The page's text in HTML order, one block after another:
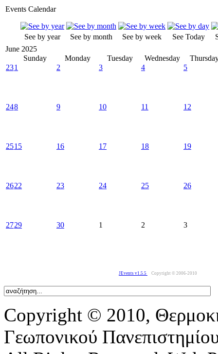
Events Calendar
See by year See by month See by week See Today
June 2025
Sunday
Monday Tuesday Wednesday
231 2 3 4 5
248 9 10 11 12
2515 16 17 18 19
2622 23 24 25 26
2729 30 1 2 3
JEvents v1.5.5 Copyright © 2006-2010
Copyright © 2010,
Γεωπονικού